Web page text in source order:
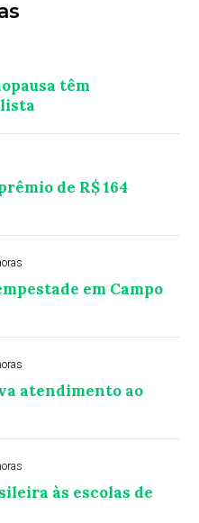
têm
de R$ 164
em Campo
atendimento ao
às escolas de